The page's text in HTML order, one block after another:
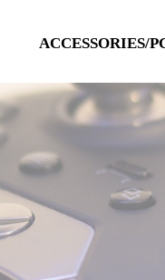
ACCESSORIES/
TECHLINE
PC 타이틀